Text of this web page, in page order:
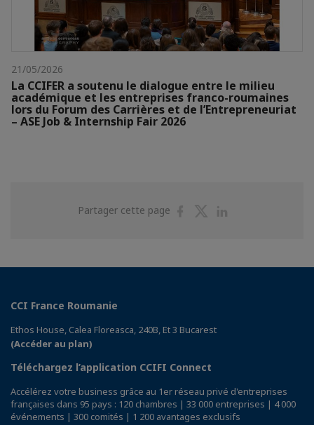
21/05/2026
La CCIFER a soutenu le dialogue entre le milieu
académique et les entreprises franco-roumaines
lors du Forum des Carrières et de l’Entrepreneuriat
– ASE Job & Internship Fair 2026
Partager cette page
PartagerPartager
CCI France Roumanie
Ethos House, Calea Floreasca, 240B, Et 3 Bucarest
(Accéder au plan)
Téléchargez l’application CCIFI Connect
Accélérez votre business grâce au 1er réseau privé d'entreprises
françaises dans 95 pays : 120 chambres | 33 000 entreprises | 4 000
événements | 300 comités | 1 200 avantages exclusifs